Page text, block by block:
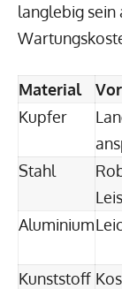
langlebig
Material
Kupfer
Stahl
Aluminium
Kunststoff